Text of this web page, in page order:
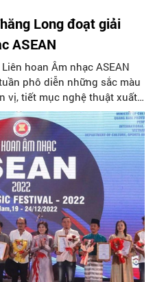
Long đoạt giải
ASEAN
phô diễn những sắc màu
vị, tiết mục nghệ thuật xuất